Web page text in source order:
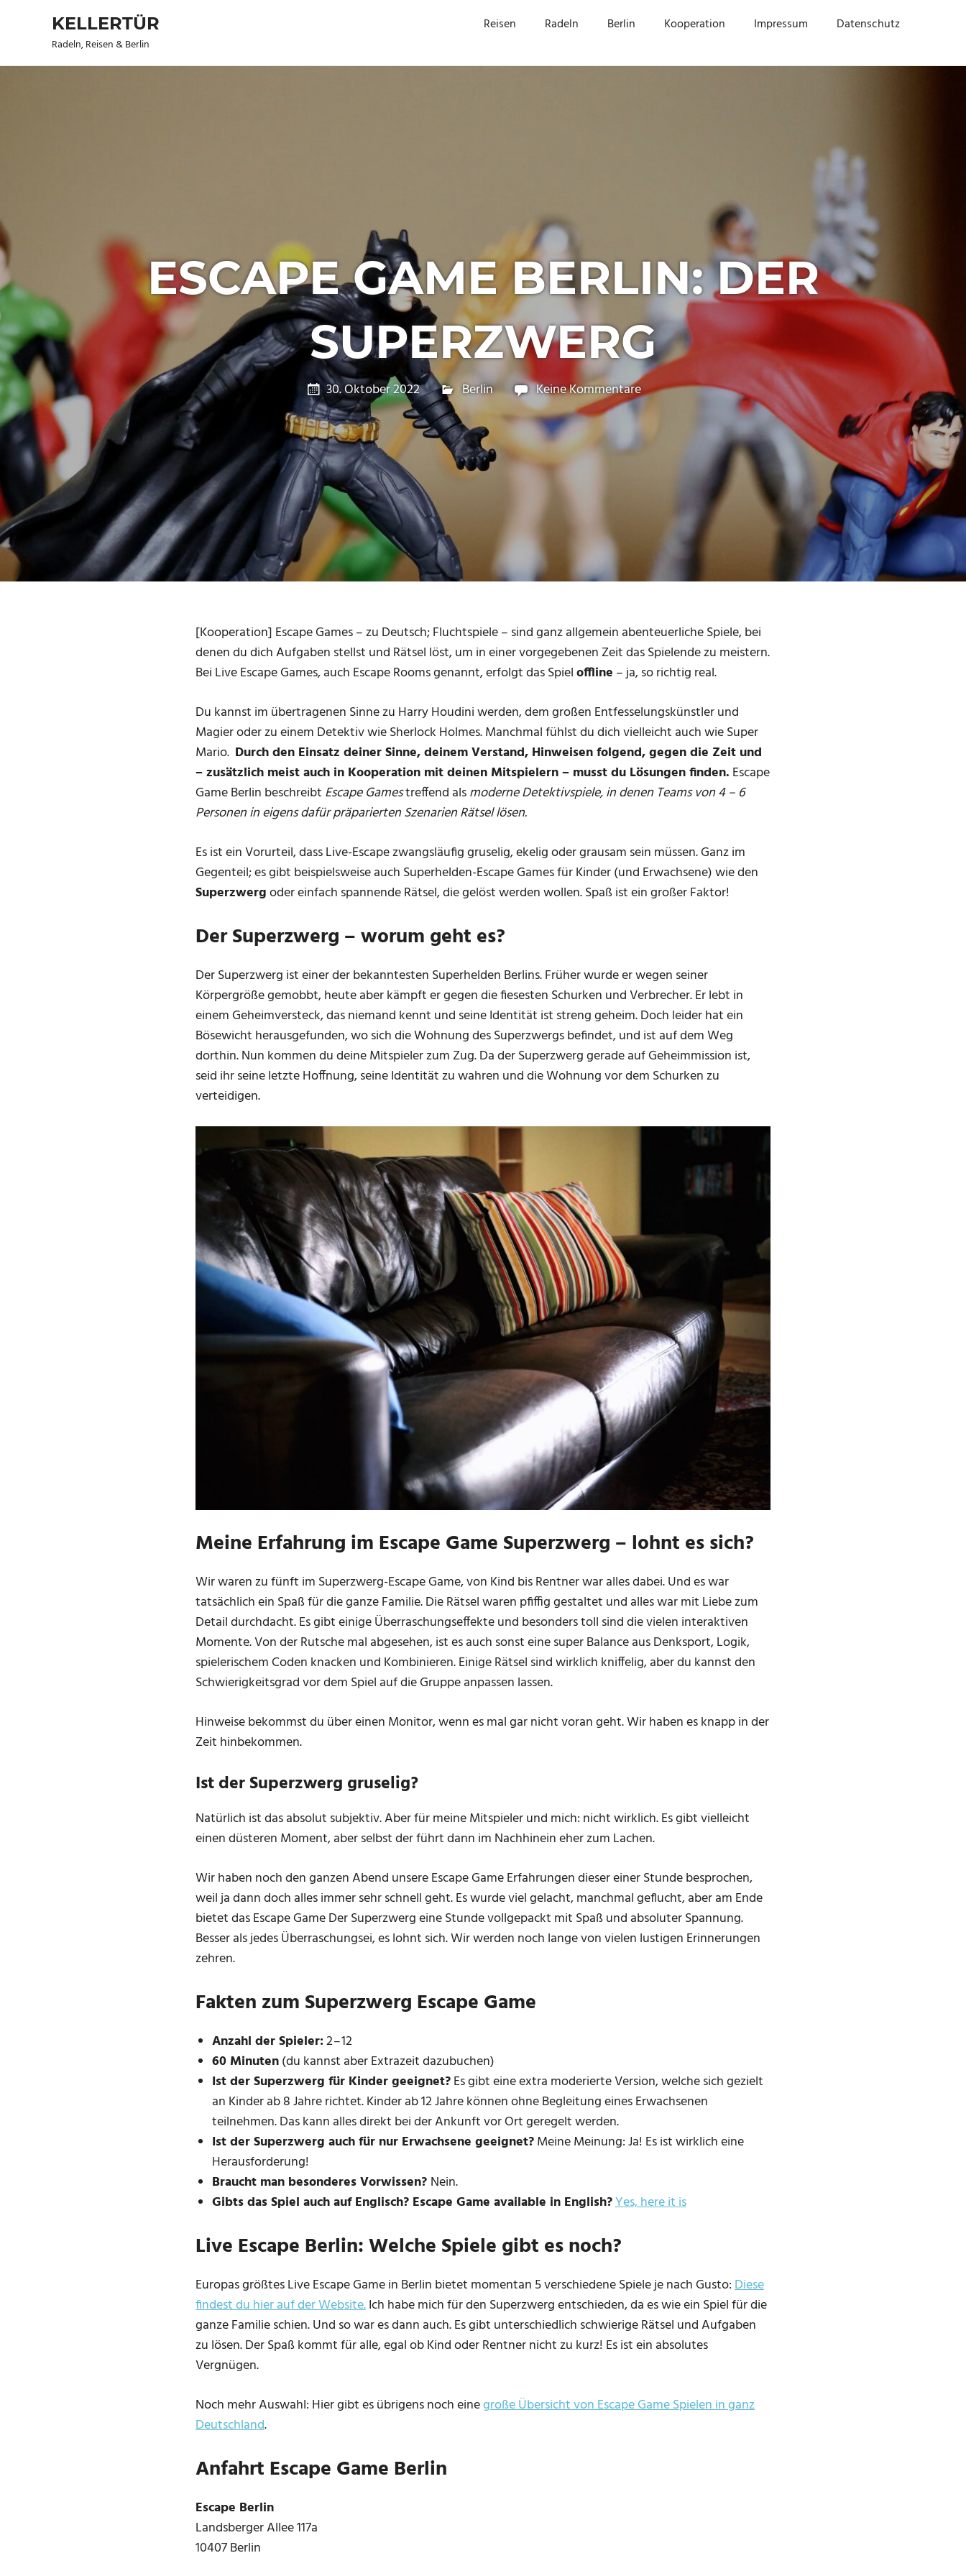
Zum
KELLERTÜR
Radeln, Reisen & Berlin
Reisen Radeln Berlin Kooperation Impressum Datenschutz
ESCAPE GAME BERLIN: DER
SUPERZWERG
30. Oktober 2022 Kellertuer
Berlin Keine Kommentare
[Kooperation] Escape Games – zu Deutsch; Fluchtspiele – sind ganz allgemein abenteuerliche Spiele, bei
denen du dich Aufgaben stellst und Rätsel löst, um in einer vorgegebenen Zeit das Spielende zu meistern.
Bei Live Escape Games, auch Escape Rooms genannt, erfolgt das Spieloffline – ja, so richtig real.
Du kannst im übertragenen Sinne zu Harry Houdini werden, dem großen Entfesselungskünstler und
Magier oder zu einem Detektiv wie Sherlock Holmes. Manchmal fühlst du dich vielleicht auch wie Super
Mario. Durch den Einsatz deiner Sinne, deinem Verstand, Hinweisen folgend, gegen die Zeit und
– zusätzlich meist auch in Kooperation mit deinen Mitspielern – musst du Lösungen finden. Escape
Game Berlin beschreibt Escape Gamestreffend alsmoderne Detektivspiele, in denen Teams von 4 – 6
Personen in eigens dafür präparierten Szenarien Rätsel lösen.
Es ist ein Vorurteil, dass Live-Escape zwangsläufig gruselig, ekelig oder grausam sein müssen. Ganz im
Gegenteil; es gibt beispielsweise auch Superhelden-Escape Games für Kinder (und Erwachsene) wie den
Superzwergoder einfach spannende Rätsel, die gelöst werden wollen. Spaß ist ein großer Faktor!
Der Superzwerg – worum geht es?
Der Superzwerg ist einer der bekanntesten Superhelden Berlins. Früher wurde er wegen seiner
Körpergröße gemobbt, heute aber kämpft er gegen die fiesesten Schurken und Verbrecher. Er lebt in
einem Geheimversteck, das niemand kennt und seine Identität ist streng geheim. Doch leider hat ein
Bösewicht herausgefunden, wo sich die Wohnung des Superzwergs befindet, und ist auf dem Weg
dorthin. Nun kommen du deine Mitspieler zum Zug. Da der Superzwerg gerade auf Geheimmission ist,
seid ihr seine letzte Hoffnung, seine Identität zu wahren und die Wohnung vor dem Schurken zu
verteidigen.
Meine Erfahrung im Escape Game Superzwerg – lohnt es sich?
Wir waren zu fünft im Superzwerg-Escape Game, von Kind bis Rentner war alles dabei. Und es war
tatsächlich ein Spaß für die ganze Familie. Die Rätsel waren pfiffig gestaltet und alles war mit Liebe zum
Detail durchdacht. Es gibt einige Überraschungseffekte und besonders toll sind die vielen interaktiven
Momente. Von der Rutsche mal abgesehen, ist es auch sonst eine super Balance aus Denksport, Logik,
spielerischem Coden knacken und Kombinieren. Einige Rätsel sind wirklich kniffelig, aber du kannst den
Schwierigkeitsgrad vor dem Spiel auf die Gruppe anpassen lassen.
Hinweise bekommst du über einen Monitor, wenn es mal gar nicht voran geht. Wir haben es knapp in der
Zeit hinbekommen.
Ist der Superzwerg gruselig?
Natürlich ist das absolut subjektiv. Aber für meine Mitspieler und mich: nicht wirklich. Es gibt vielleicht
einen düsteren Moment, aber selbst der führt dann im Nachhinein eher zum Lachen.
Wir haben noch den ganzen Abend unsere Escape Game Erfahrungen dieser einer Stunde besprochen,
weil ja dann doch alles immer sehr schnell geht. Es wurde viel gelacht, manchmal geflucht, aber am Ende
bietet das Escape Game Der Superzwerg eine Stunde vollgepackt mit Spaß und absoluter Spannung.
Besser als jedes Überraschungsei, es lohnt sich. Wir werden noch lange von vielen lustigen Erinnerungen
zehren.
Fakten zum Superzwerg Escape Game
Anzahl der Spieler:2 – 12
60 Minuten(du kannst aber Extrazeit dazubuchen)
Ist der Superzwerg für Kinder geeignet?Es gibt eineextra moderierte Version, welche sich gezielt
an Kinder ab 8 Jahre richtet. Kinder ab 12 Jahre können ohne Begleitung eines Erwachsenen
teilnehmen. Das kann alles direkt bei der Ankunft vor Ort geregelt werden.
Ist der Superzwerg auch für nur Erwachsene geeignet?Meine Meinung: Ja! Es ist wirklich eine
Herausforderung!
Braucht man besonderes Vorwissen? Nein.
Gibts das Spiel auch auf Englisch? Escape Game available in English?Yes, here it is
Live Escape Berlin: Welche Spiele gibt es noch?
Europas größtes Live Escape Game in Berlin bietet momentan 5 verschiedene Spiele je nach Gusto:Diese
findest du hier auf der Website.Ich habe mich für den Superzwerg entschieden, da es wie ein Spiel für die
ganze Familie schien. Und so war es dann auch. Es gibt unterschiedlich schwierige Rätsel und Aufgaben
zu lösen. Der Spaß kommt für alle, egal ob Kind oder Rentner nicht zu kurz! Es ist ein absolutes
Vergnügen.
Noch mehr Auswahl: Hier gibt es übrigens noch einegroße Übersicht von Escape Game Spielen in ganz
Deutschland.
Anfahrt Escape Game Berlin
Escape Berlin
Landsberger Allee 117a
10407 Berlin